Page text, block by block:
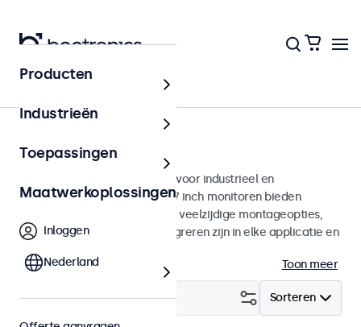
Monitoren
17 inch monitoren
17 inch monitoren ontworpen voor industrieel en
commercieel gebruik. Deze 17 inch monitoren bieden
diverse videoaansluitingen en veelzijdige montageopties,
waarmee ze naadloos te integreren zijn in elke applicatie en
Toon meer
Sorteren
Filter (2)
Producten
Industrieën
Toepassingen
Maatwerkoplossingen
Inloggen
Nederland